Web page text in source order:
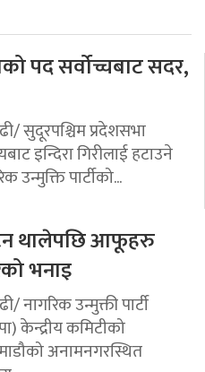
पद सर्वोच्चबाट सदर,
सुदूरपश्चिम प्रदेशसभा
इन्दिरा गिरीलाई हटाउने
उन्मुक्ति पार्टीको...
थालेपछि आफूहरु
भनाइ
नागरिक उन्मुक्ती पार्टी
केन्द्रीय कमिटीको
अनामनगरस्थित